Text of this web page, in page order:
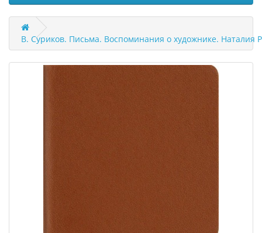
В. Суриков. Письма. Воспоминания о художнике. Наталия